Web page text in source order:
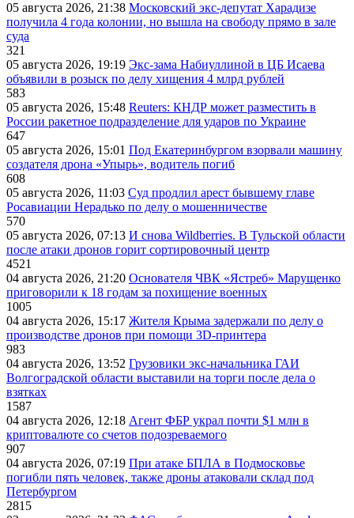
05 августа 2026, 21:38 Московский экс-депутат Харадизе
получила 4 года колонии, но вышла на свободу прямо в зале
суда
321
05 августа 2026, 19:19 Экс-зама Набиуллиной в ЦБ Исаева
объявили в розыск по делу хищения 4 млрд рублей
583
05 августа 2026, 15:48 Reuters: КНДР может разместить в
России ракетное подразделение для ударов по Украине
647
05 августа 2026, 15:01 Под Екатеринбургом взорвали машину
создателя дрона «Упырь», водитель погиб
608
05 августа 2026, 11:03 Суд продлил арест бывшему главе
Росавиации Нерадько по делу о мошенничестве
570
05 августа 2026, 07:13 И снова Wildberries. В Тульской области
после атаки дронов горит сортировочный центр
4521
04 августа 2026, 21:20 Основателя ЧВК «Ястреб» Марущенко
приговорили к 18 годам за похищение военных
1005
04 августа 2026, 15:17 Жителя Крыма задержали по делу о
производстве дронов при помощи 3D‑принтера
983
04 августа 2026, 13:52 Грузовики экс-начальника ГАИ
Волгоградской области выставили на торги после дела о
взятках
1587
04 августа 2026, 12:18 Агент ФБР украл почти $1 млн в
криптовалюте со счетов подозреваемого
907
04 августа 2026, 07:19 При атаке БПЛА в Подмосковье
погибли пять человек, также дроны атаковали склад под
Петербургом
2815